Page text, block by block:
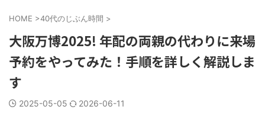
HOME >40代のじぶん時間 >
大阪万博2025! 年配の両親の代わりに来場
予約をやってみた！手順を詳しく解説しま
す
2025-05-05 2026-06-11